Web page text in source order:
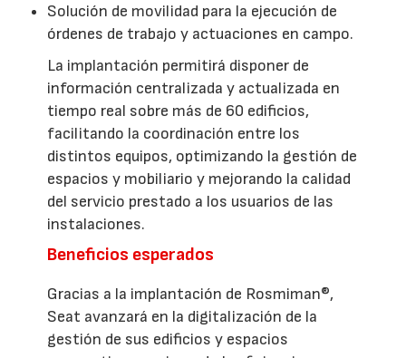
Solución de movilidad para la ejecución de
órdenes de trabajo y actuaciones en campo.
La implantación permitirá disponer de
información centralizada y actualizada en
tiempo real sobre más de 60 edificios,
facilitando la coordinación entre los
distintos equipos, optimizando la gestión de
espacios y mobiliario y mejorando la calidad
del servicio prestado a los usuarios de las
instalaciones.
Beneficios esperados
Gracias a la implantación de Rosmiman®,
Seat avanzará en la digitalización de la
gestión de sus edificios y espacios